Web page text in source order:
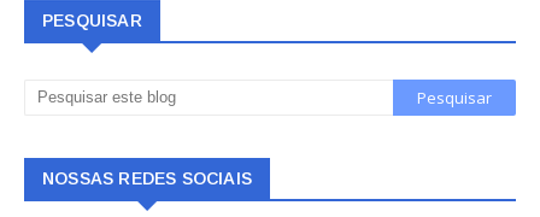
PESQUISAR
NOSSAS REDES SOCIAIS